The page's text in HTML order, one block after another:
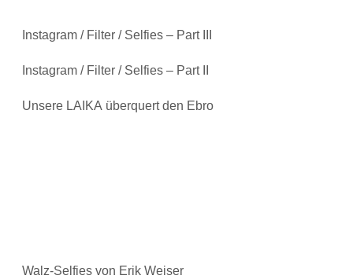
Instagram / Filter / Selfies – Part III
Instagram / Filter / Selfies – Part II
Unsere LAIKA überquert den Ebro
Walz-Selfies von Erik Weiser